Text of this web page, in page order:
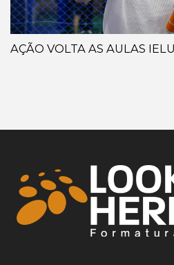
AÇÃO VOLTA AS AULAS